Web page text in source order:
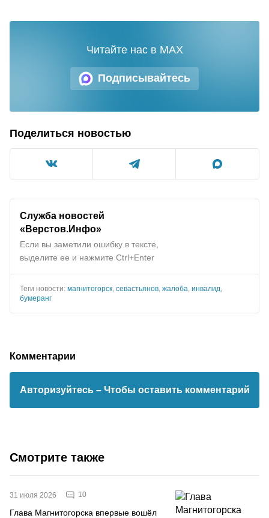
Подписывайтесь
Читайте нас в MAX
Поделиться новостью
Служба новостей
«Верстов.Инфо»
Если вы заметили ошибку в тексте,
выделите ее и нажмите Ctrl+Enter
Теги новости: магнитогорск севастьянов жалоба инвалид
бумеранг
Комментарии
Авторизуйтесь – Чтобы оставить комментарий
Смотрите также
31 июля 2026 10
Глава Магнитогорска впервые вошёл